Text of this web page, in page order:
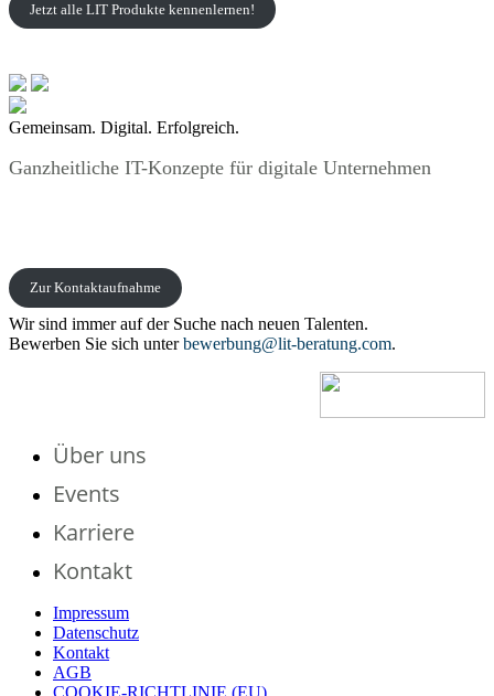
Jetzt alle LIT Produkte kennenlernen!
Gemeinsam. Digital. Erfolgreich.
Ganzheitliche IT-Konzepte für digitale Unternehmen
Zur Kontaktaufnahme
Wir sind immer auf der Suche nach neuen Talenten.
Bewerben Sie sich unterbewerbung@lit-beratung.com.
Über uns
Events
Karriere
Kontakt
Impressum
Datenschutz
Kontakt
AGB
COOKIE-RICHTLINIE (EU)